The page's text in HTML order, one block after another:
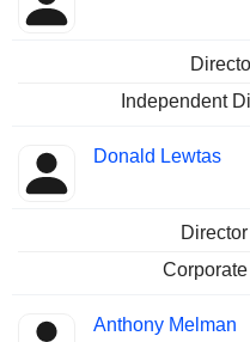
Independent
Donald Lewtas
Anthony Melman